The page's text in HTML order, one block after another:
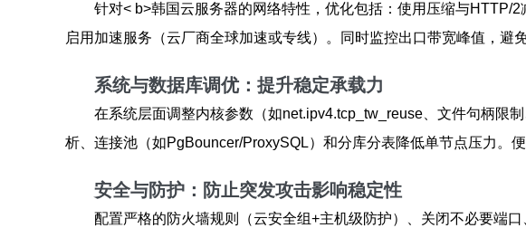
针对< b>韩国云服务器的网络特性，优化包括：使用压缩与HTTP/
启用加速服务（云厂商全球加速或专线）。同时监控出口带宽峰值，避
系统与数据库调优：提升稳定承载力
在系统层面调整内核参数（如net.ipv4.tcp_tw_reuse、文件句柄限
析、连接池（如PgBouncer/ProxySQL）和分库分表降低单节点压力。
安全与防护：防止突发攻击影响稳定性
配置严格的防火墙规则（云安全组+主机级防护）、关闭不必要端